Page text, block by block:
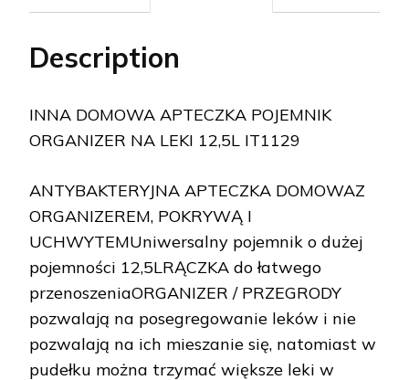
Description
INNA DOMOWA APTECZKA POJEMNIK
ORGANIZER NA LEKI 12,5L IT1129
ANTYBAKTERYJNA APTECZKA DOMOWAZ
ORGANIZEREM, POKRYWĄ I
UCHWYTEMUniwersalny pojemnik o dużej
pojemności 12,5LRĄCZKA do łatwego
przenoszeniaORGANIZER / PRZEGRODY
pozwalają na posegregowanie leków i nie
pozwalają na ich mieszanie się, natomiast w
pudełku można trzymać większe leki w